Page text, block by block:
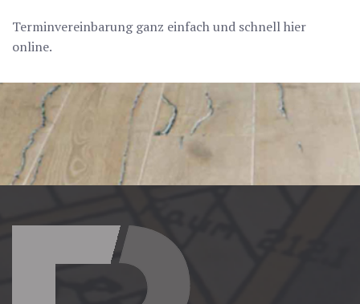
Terminvereinbarung ganz einfach und schnell hier
online.